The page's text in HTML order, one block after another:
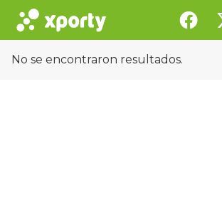
Instalaciones
No se encontraron resultados.